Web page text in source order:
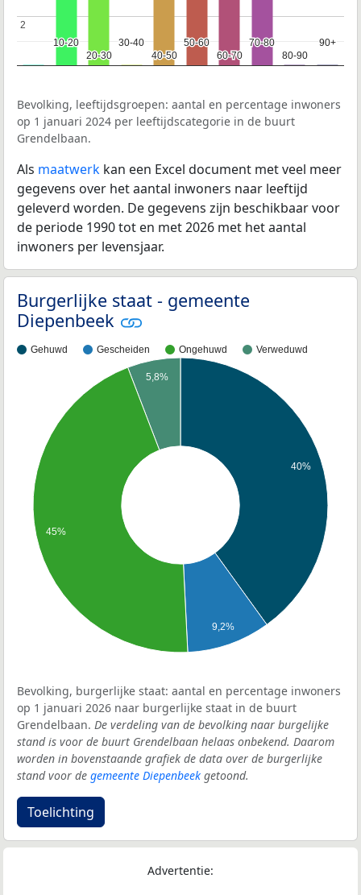
10-20
10-20
20-30
20-30
30-40
30-40
40-50
40-50
50-60
50-60
60-70
60-70
70-80
70-80
80-90
80-90
90+
90+
2
2
Bevolking, leeftijdsgroepen: aantal en percentage inwoners
op 1 januari 2024 per leeftijdscategorie in de buurt
Grendelbaan.
Als maatwerk kan een Excel document met veel meer
gegevens over het aantal inwoners naar leeftijd
geleverd worden. De gegevens zijn beschikbaar voor
de periode 1990 tot en met 2026 met het aantal
inwoners per levensjaar.
Burgerlijke staat - gemeente
Diepenbeek
Gehuwd Gescheiden Ongehuwd Verweduwd
40%
9,2%
5,8%
45%
Bevolking, burgerlijke staat: aantal en percentage inwoners
op 1 januari 2026 naar burgerlijke staat in de buurt
Grendelbaan. De verdeling van de bevolking naar burgelijke
stand is voor de buurt Grendelbaan helaas onbekend. Daarom
worden in bovenstaande grafiek de data over de burgerlijke
stand voor de gemeente Diepenbeek getoond.
Toelichting
Advertentie: